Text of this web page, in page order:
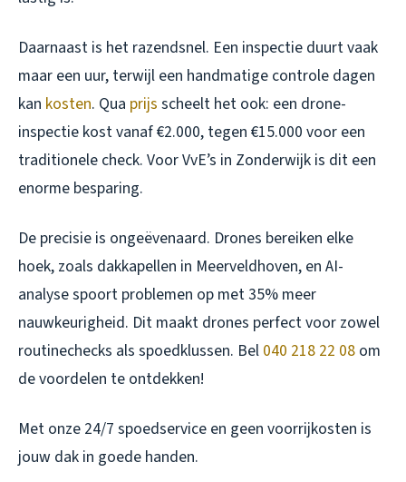
Daarnaast is het razendsnel. Een inspectie duurt vaak
maar een uur, terwijl een handmatige controle dagen
kan kosten. Qua prijs scheelt het ook: een drone-
inspectie kost vanaf €2.000, tegen €15.000 voor een
traditionele check. Voor VvE’s in Zonderwijk is dit een
enorme besparing.
De precisie is ongeëvenaard. Drones bereiken elke
hoek, zoals dakkapellen in Meerveldhoven, en AI-
analyse spoort problemen op met 35% meer
nauwkeurigheid. Dit maakt drones perfect voor zowel
routinechecks als spoedklussen. Bel 040 218 22 08 om
de voordelen te ontdekken!
Met onze 24/7 spoedservice en geen voorrijkosten is
jouw dak in goede handen.